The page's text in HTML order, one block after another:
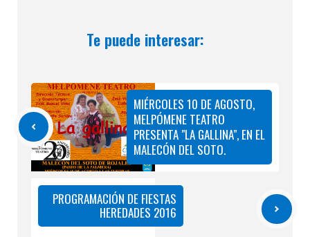
Te puede interesar:
MIÉRCOLES 10 DE AGOSTO,
MELPÓMENE TEATRO
PRESENTA "LA GALLINA", EN EL
MALECÓN DEL SOTO.
PROGRAMACIÓN DE FIESTAS
HEREDADES 2016